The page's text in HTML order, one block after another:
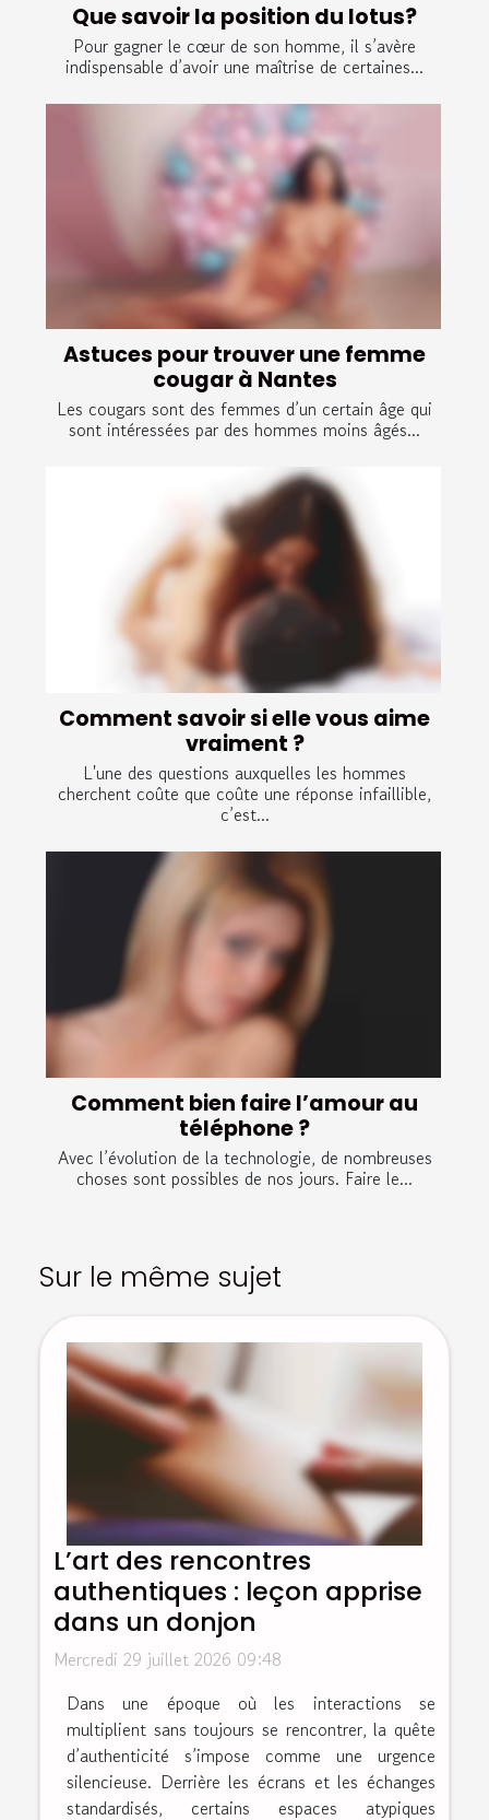
Que savoir la position du lotus?
Pour gagner le cœur de son homme, il s’avère
indispensable d’avoir une maîtrise de certaines...
Astuces pour trouver une femme
cougar à Nantes
Les cougars sont des femmes d’un certain âge qui
sont intéressées par des hommes moins âgés...
Comment savoir si elle vous aime
vraiment ?
L'une des questions auxquelles les hommes
cherchent coûte que coûte une réponse infaillible,
c’est...
Comment bien faire l’amour au
téléphone ?
Avec l’évolution de la technologie, de nombreuses
choses sont possibles de nos jours. Faire le...
Sur le même sujet
L’art des rencontres
authentiques : leçon apprise
dans un donjon
Mercredi 29 juillet 2026 09:48
Dans une époque où les interactions se
multiplient sans toujours se rencontrer, la quête
d’authenticité s’impose comme une urgence
silencieuse. Derrière les écrans et les échanges
standardisés, certains espaces atypiques